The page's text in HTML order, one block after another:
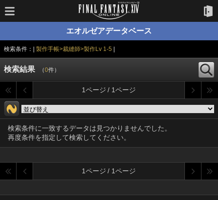
エオルゼアデータベース
検索条件：| 製作手帳>裁縫師>製作Lv 1-5
検索結果 （0件）
1ページ / 1ページ
検索条件に一致するデータは見つかりませんでした。
再度条件を指定して検索してください。
1ページ / 1ページ